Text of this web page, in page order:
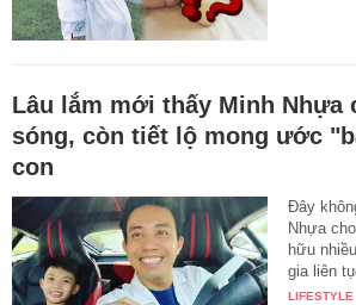
Lâu lắm mới thấy Minh Nhựa
sóng, còn tiết lộ mong ước
con
Đây
Nhựa
hữu
gia liên
hình…
LIFESTYLE